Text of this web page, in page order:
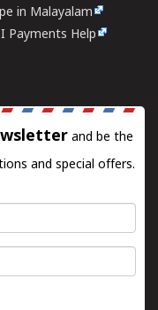
in Malayalam
Payments Help
and be the
and special offers.